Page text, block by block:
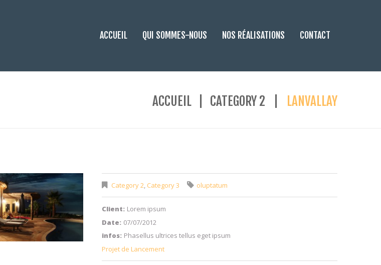
ACCUEIL QUI SOMMES-NOUS NOS RÉALISATIONS CONTACT
ACCUEIL CATEGORY 2 LANVALLAY
Category 2, Category 3 oluptatum
Client: Lorem ipsum
Date: 07/07/2012
infos: Phasellus ultrices tellus eget ipsum
Projet de Lancement